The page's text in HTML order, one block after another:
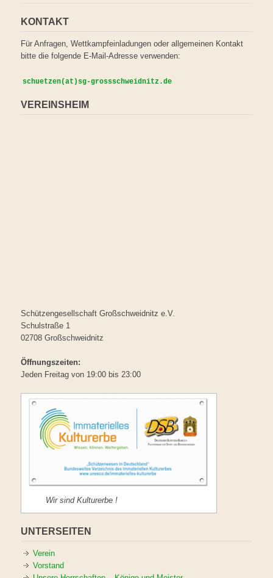
KONTAKT
Für Anfragen, Wettkampfeinladungen oder allgemeinen Kontakt
bitte die folgende E-Mail-Adresse verwenden:
VEREINSHEIM
Schützengesellschaft Großschweidnitz e.V.
Schulstraße 1
02708 Großschweidnitz
Öffnungszeiten:
Jeden Freitag von 19:00 bis 23:00
Wir sind Kulturerbe !
UNTERSEITEN
Verein
Vorstand